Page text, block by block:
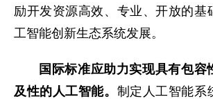
励开发资源高效、专业、开放的基
工智能创新生态系统发展。
国际标准应助力实现具有包容
及性的人工智能。 制定人工智能系